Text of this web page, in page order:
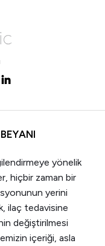
yönelik
hiçbir zaman bir
yerini
ilaç tedavisine
değiştirilmesi
içeriği, asla